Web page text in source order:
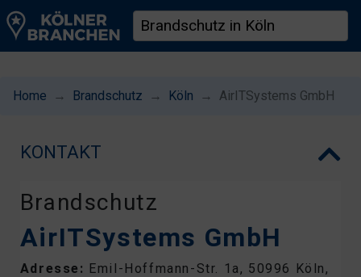
Home Brandschutz Köln AirITSystems GmbH
KONTAKT
Brandschutz
AirITSystems GmbH
Adresse: Emil-Hoffmann-Str. 1a, 50996 Köln,